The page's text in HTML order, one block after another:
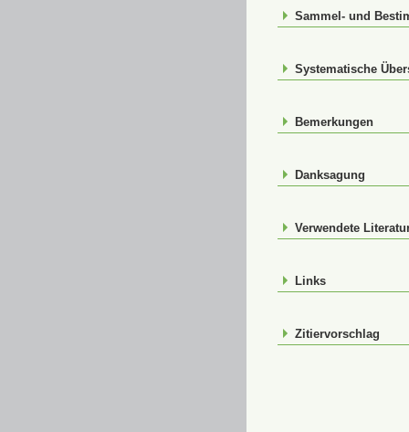
Sammel- und
Systematische
Bemerkungen
Danksagung
Verwendete
Links
Zitiervorschlag